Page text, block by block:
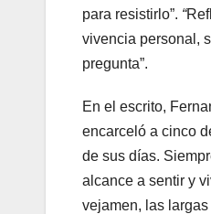
para resistirlo”. “
vivencia personal,
pregunta”.
En el escrito,
encarceló a cinco
de sus días.
alcance a sentir y
vejamen, las